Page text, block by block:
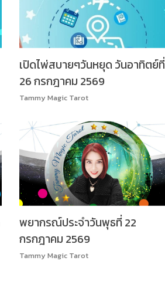
เปิดไพ่สบายๆวันหยุด วันอาทิตย์ที่
26 กรกฎาคม 2569
Tammy Magic Tarot
พยากรณ์ประจำวันพุธที่ 22
กรกฎาคม 2569
Tammy Magic Tarot